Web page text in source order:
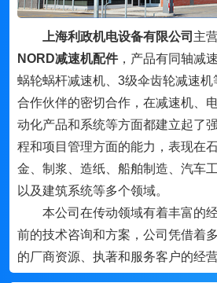
上海利政机电设备有限公司 主
NORD减速机配件，产品有同轴减
蜗轮蜗杆减速机、3级伞齿轮减速
合作伙伴的密切合作，在减速机、
动化产品和系统等方面都建立起了
程和项目管理方面的能力，表现在
金、制浆、造纸、船舶制造、汽车
以及建筑系统等多个领域。
本公司在传动领域有着丰富的
前的技术咨询和方案，公司凭借着
的厂商资源、执著和服务客户的经
力，与国内外的机电行业品牌及许